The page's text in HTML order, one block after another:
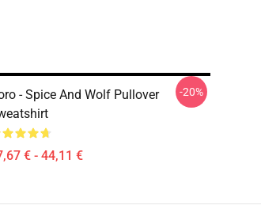
- Spice And Wolf Pullover
€ - 44,11 €
-20%